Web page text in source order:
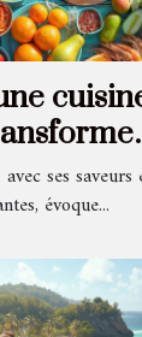
ses saveurs
évoque...